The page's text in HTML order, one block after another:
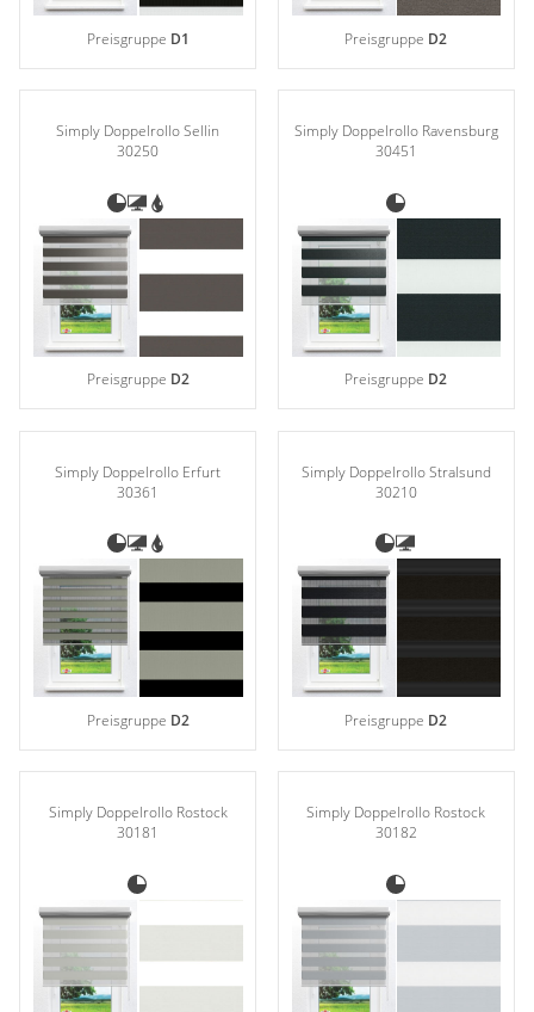
Preisgruppe D1 Preisgruppe D2
Simply Doppelrollo Sellin
30250
Preisgruppe D2
Simply Doppelrollo Ravensburg
30451
Preisgruppe D2
Simply Doppelrollo Erfurt
30361
Preisgruppe D2
Simply Doppelrollo Stralsund
30210
Preisgruppe D2
Simply Doppelrollo Rostock
30181
Simply Doppelrollo Rostock
30182